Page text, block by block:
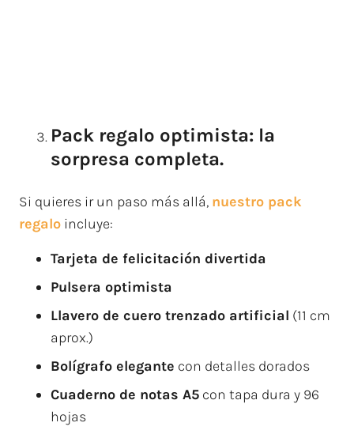
Pack regalo optimista: la
sorpresa completa.
Si quieres ir un paso más allá, nuestro pack
regalo incluye:
Tarjeta de felicitación divertida
Pulsera optimista
Llavero de cuero trenzado artificial (11 cm
aprox.)
Bolígrafo elegante con detalles dorados
Cuaderno de notas A5 con tapa dura y 96
hojas